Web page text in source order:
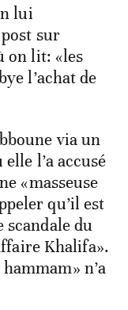
lui
sur
on lit: «les
l’achat de
via un
l’a accusé
«masseuse
qu’il est
scandale du
Khalifa».
n’a